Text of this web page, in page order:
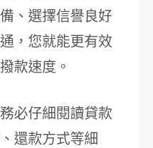
、選擇信譽良好
，您就能更有效
款速度。
必仔細閱讀貸款
還款方式等細